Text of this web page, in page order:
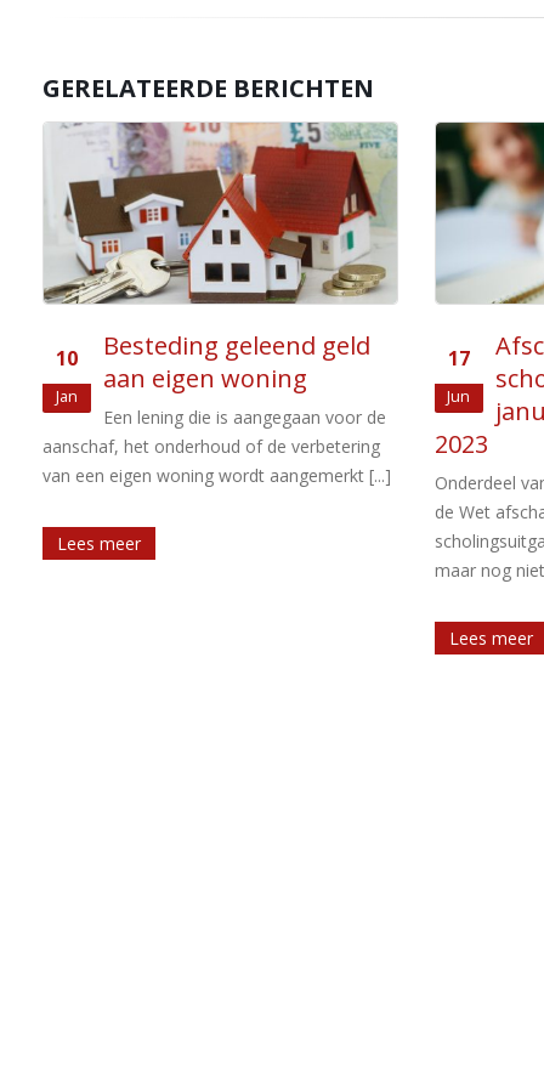
GERELATEERDE BERICHTEN
17
Jun
Afschaffing fiscale aftrek
scholingsuitgaven per 1
januari 2022 of 1 januari
2023
Onderdeel van het Belastingplan 2020 was
scholingsuitgaven. Deze wet is aangenomen,
04
Jan
De
zijn in 2019
tarief [...]
Lees meer